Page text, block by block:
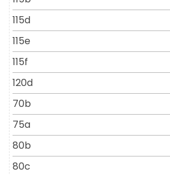
115d
115e
115f
120d
70b
75a
80b
80c